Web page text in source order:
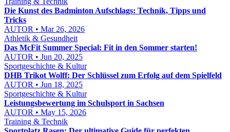
Die Kunst des Badminton Aufschlags: Technik, Tipps und
Tricks
AUTOR • Mar 26, 2026
Athletik & Gesundheit
Das McFit Summer Special: Fit in den Sommer starten!
AUTOR • Jun 20, 2025
Sportgeschichte & Kultur
DHB Trikot Wolff: Der Schlüssel zum Erfolg auf dem Spielfeld
AUTOR • Jun 18, 2025
Sportgeschichte & Kultur
Leistungsbewertung im Schulsport in Sachsen
AUTOR • May 15, 2026
Training & Technik